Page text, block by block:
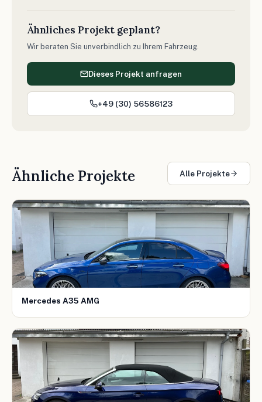
Ähnliches Projekt geplant?
Wir beraten Sie unverbindlich zu Ihrem Fahrzeug.
Dieses Projekt anfragen
+49 (30) 56586123
Ähnliche Projekte Alle Projekte
Mercedes A35 AMG